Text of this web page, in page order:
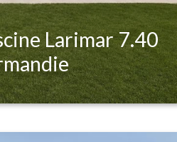
Larimar 7.40